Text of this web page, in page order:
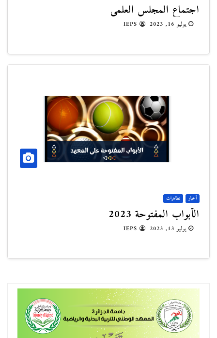
اجتماع المجلس العلمي
يوليو 16, 2023
أخبار تظاهرات
الأبواب المفتوحة 2023
يوليو 13, 2023